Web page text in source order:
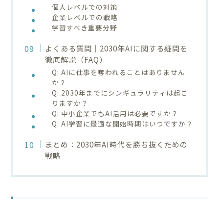
個人レベルでの対策
企業レベルでの戦略
学習すべき重要分野
よくある質問｜2030年AIに関する疑問を
徹底解説（FAQ）
Q: AIに仕事を奪われることはありません
か？
Q: 2030年までにシンギュラリティは起こ
りますか？
Q: 中小企業でもAI活用は必要ですか？
Q: AI学習に最適な開始時期はいつですか？
まとめ：2030年AI時代を勝ち抜くための
戦略